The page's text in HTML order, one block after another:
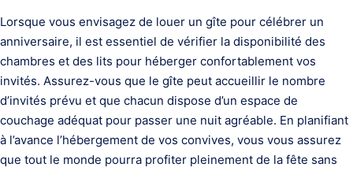
Lorsque vous envisagez de louer un gîte pour célébrer un
anniversaire, il est essentiel de vérifier la disponibilité des
chambres et des lits pour héberger confortablement vos
invités. Assurez-vous que le gîte peut accueillir le nombre
d’invités prévu et que chacun dispose d’un espace de
couchage adéquat pour passer une nuit agréable. En planifiant
à l’avance l’hébergement de vos convives, vous vous assurez
que tout le monde pourra profiter pleinement de la fête sans